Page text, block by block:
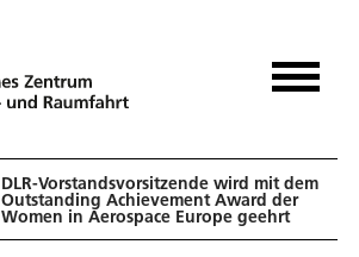
DLR-Vorstandsvorsitzende wird mit dem
Outstanding Achievement Award der
Women in Aerospace Europe geehrt